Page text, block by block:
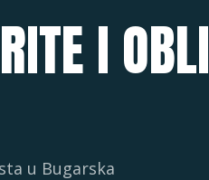
I
u Bugarska